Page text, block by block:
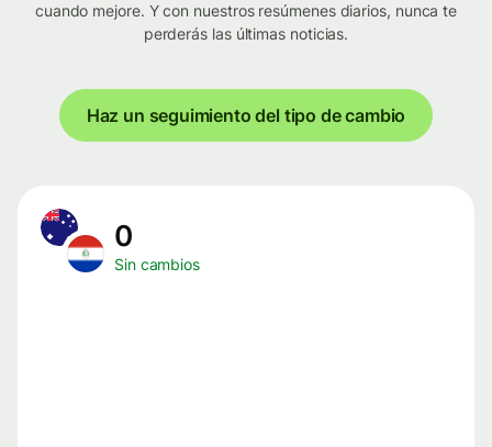
cuando mejore. Y con nuestros resúmenes diarios, nunca te
perderás las últimas noticias.
Haz un seguimiento del tipo de cambio
0
Sin cambios